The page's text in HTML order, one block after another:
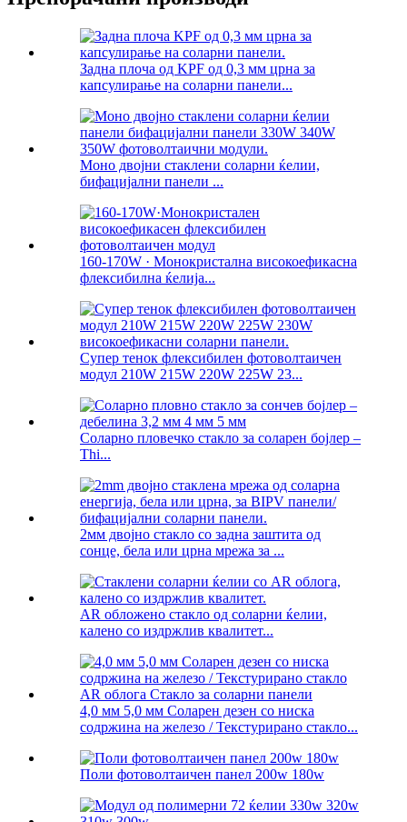
Задна плоча од KPF од 0,3 мм црна за
капсулирање на соларни панели...
Моно двојни стаклени соларни ќелии,
бифацијални панели ...
160-170W · Монокристална високоефикасна
флексибилна ќелија...
Супер тенок флексибилен фотоволтаичен
модул 210W 215W 220W 225W 23...
Соларно пловечко стакло за соларен бојлер –
Thi...
2мм двојно стакло со задна заштита од
сонце, бела или црна мрежа за ...
AR обложено стакло од соларни ќелии,
калено со издржлив квалитет...
4,0 мм 5,0 мм Соларен дезен со ниска
содржина на железо / Текстурирано стакло...
Поли фотоволтаичен панел 200w 180w